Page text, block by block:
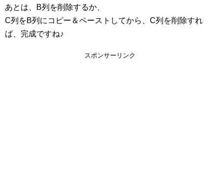
あとは、B列を削除するか、
C列をB列にコピー＆ペーストしてから、C列を削除すれ
ば、完成ですね♪
スポンサーリンク